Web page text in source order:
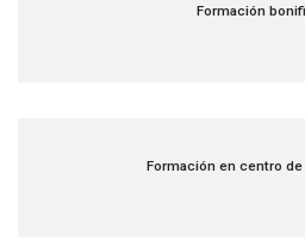
Formación
Formación en centro de